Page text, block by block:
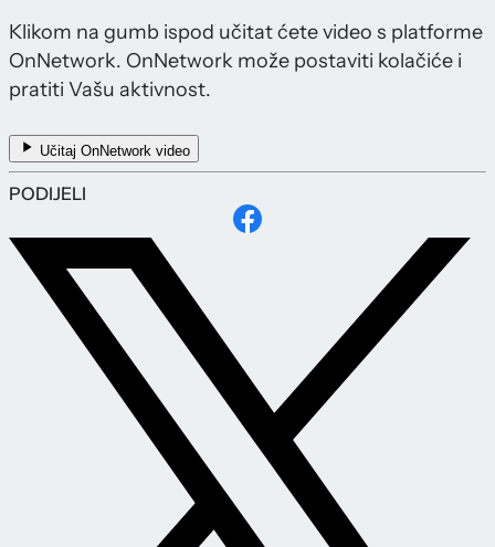
Klikom na gumb ispod učitat ćete video s platforme
OnNetwork. OnNetwork može postaviti kolačiće i
pratiti Vašu aktivnost.
Učitaj OnNetwork video
PODIJELI